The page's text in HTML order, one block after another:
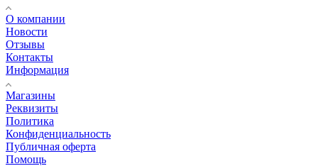
О компании
Новости
Отзывы
Контакты
Информация
Магазины
Реквизиты
Политика
Конфиденциальность
Публичная оферта
Помощь